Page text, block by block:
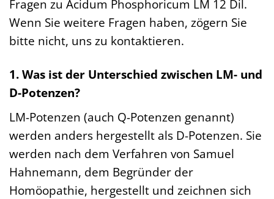
Fragen zu Acidum Phosphoricum LM 12 Dil.
Wenn Sie weitere Fragen haben, zögern Sie
bitte nicht, uns zu kontaktieren.
1. Was ist der Unterschied zwischen LM- und
D-Potenzen?
LM-Potenzen (auch Q-Potenzen genannt)
werden anders hergestellt als D-Potenzen. Sie
werden nach dem Verfahren von Samuel
Hahnemann, dem Begründer der
Homöopathie, hergestellt und zeichnen sich